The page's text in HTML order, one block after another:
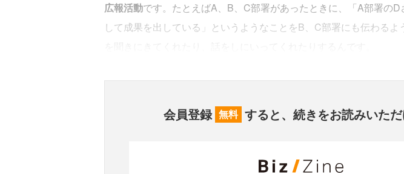
広報活動です。たとえばA、B、C部署があったときに、「A部署のD
して成果を出している」というようなことをB、C部署にも伝わるよ
会員登録 無料 すると、続きをお読みいた